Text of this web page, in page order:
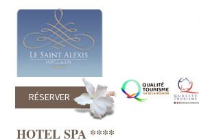
RÉSERVER
HOTEL SPA ****